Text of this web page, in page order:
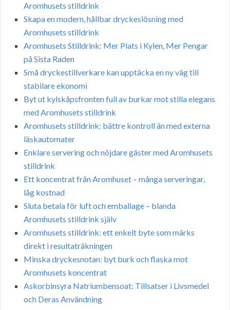
Aromhusets stilldrink
Skapa en modern, hållbar dryckeslösning med
Aromhusets stilldrink
Aromhusets Stilldrink: Mer Plats i Kylen, Mer Pengar
på Sista Raden
Små dryckestillverkare kan upptäcka en ny väg till
stabilare ekonomi
Byt ut kylskåpsfronten full av burkar mot stilla elegans
med Aromhusets stilldrink
Aromhusets stilldrink: bättre kontroll än med externa
läskautomater
Enklare servering och nöjdare gäster med Aromhusets
stilldrink
Ett koncentrat från Aromhuset – många serveringar,
låg kostnad
Sluta betala för luft och emballage – blanda
Aromhusets stilldrink själv
Aromhusets stilldrink: ett enkelt byte som märks
direkt i resultaträkningen
Minska dryckesnotan: byt burk och flaska mot
Aromhusets koncentrat
Askorbinsyra Natriumbensoat: Tillsatser i Livsmedel
och Deras Användning